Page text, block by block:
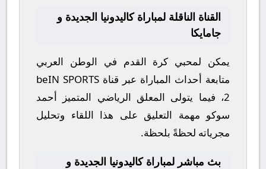
القناة الناقلة لمباراة كاليدونيا الجديدة و
جامايكا
يمكن لمحبي كرة القدم في الوطن العربي
متابعة أحداث المباراة عبر قناة beIN SPORTS
2، فيما يتولى المعلق الرياضي المتميز أحمد
سوكو مهمة التعليق على هذا اللقاء وتحليل
مجرياته لحظةً بلحظة.
بث مباشر لمباراة كاليدونيا الجديدة و